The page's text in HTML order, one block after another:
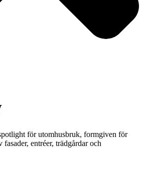
för utomhusbruk, formgiven för
entréer, trädgårdar och